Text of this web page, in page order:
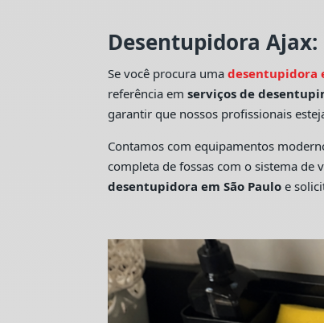
Desentupidora
Se você procura umadesentupidora
referência emserviços de
garantir que nossos profissionais
Contamos com equipamentos
completa de fossas com o sistema de
desentupidora em São Paulo e